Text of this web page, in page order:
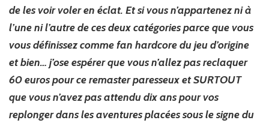
de les voir voler en éclat. Et si vous n’appartenez ni à
l’une ni l’autre de ces deux catégories parce que vous
vous définissez comme fan hardcore du jeu d’origine
et bien… j’ose espérer que vous n’allez pas reclaquer
60 euros pour ce remaster paresseux et SURTOUT
que vous n’avez pas attendu dix ans pour vos
replonger dans les aventures placées sous le signe du